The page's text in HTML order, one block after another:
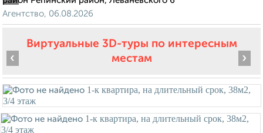
Агентство, 06.08.2026
Виртуальные 3D-туры по интересным
местам
‹ ›